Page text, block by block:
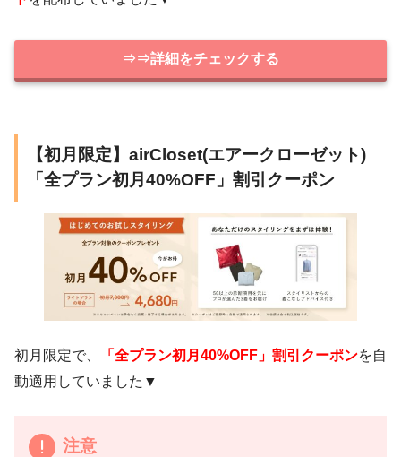
⇒⇒詳細をチェックする
【初月限定】airCloset(エアークローゼット)
「全プラン初月40%OFF」割引クーポン
初月限定で、 「全プラン初月40%OFF」割引クーポンを自
動適用していました▼
注意